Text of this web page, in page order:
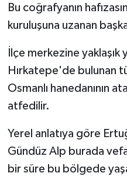
Bu coğrafyanın
kuruluşuna uzanan
İlçe merkezine
Hırkatepe'de bulunan
Osmanlı hanedanının
atfedilir.
Yerel anlatıya göre
Gündüz Alp burada
bir süre bu bölgede